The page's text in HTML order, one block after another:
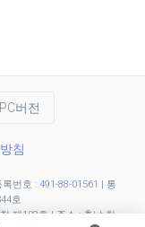
PC버전
침
록번호 : 491-88-01561 | 통
호
제102호 | 주소 : 충남 천